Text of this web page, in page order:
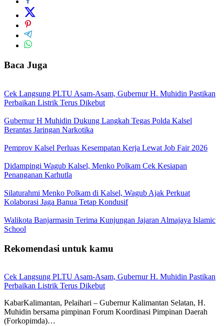
Baca Juga
Cek Langsung PLTU Asam-Asam, Gubernur H. Muhidin Pastikan
Perbaikan Listrik Terus Dikebut
Gubernur H Muhidin Dukung Langkah Tegas Polda Kalsel
Berantas Jaringan Narkotika
Pemprov Kalsel Perluas Kesempatan Kerja Lewat Job Fair 2026
Didampingi Wagub Kalsel, Menko Polkam Cek Kesiapan
Penanganan Karhutla
Silaturahmi Menko Polkam di Kalsel, Wagub Ajak Perkuat
Kolaborasi Jaga Banua Tetap Kondusif
Walikota Banjarmasin Terima Kunjungan Jajaran Almajaya Islamic
School
Rekomendasi untuk kamu
Cek Langsung PLTU Asam-Asam, Gubernur H. Muhidin Pastikan
Perbaikan Listrik Terus Dikebut
KabarKalimantan, Pelaihari – Gubernur Kalimantan Selatan, H.
Muhidin bersama pimpinan Forum Koordinasi Pimpinan Daerah
(Forkopimda)…